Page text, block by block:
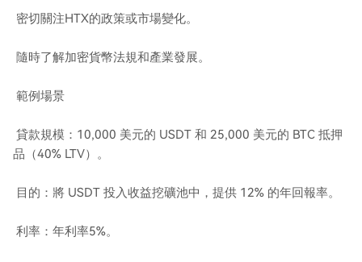
密切關注HTX的政策或市場變化。
隨時了解加密貨幣法規和產業發展。
範例場景
貸款規模：10,000 美元的 USDT 和 25,000 美元的 BTC 抵押
品（40% LTV）。
目的：將 USDT 投入收益挖礦池中，提供 12% 的年回報率。
利率：年利率5%。